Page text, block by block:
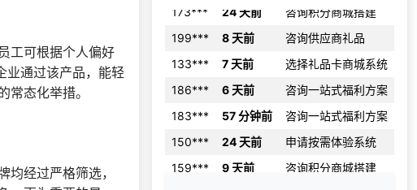
工可根据个人偏好
业通过该产品，能轻
态化举措。
经过严格筛选，
199***
8 天前
咨询供应商礼品
133***
7 天前
选择礼品卡商城系统
186***
6 天前
咨询一站式福利方案
183***
57 分钟前
咨询一站式福利方案
150***
24 天前
申请按需体验系统
159***
9 天前
咨询积分商城搭建
137***
14 天前
选择定制礼品商城